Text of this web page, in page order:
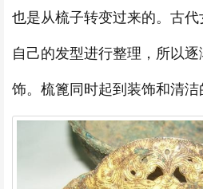
也是从梳子转变过来的。古
自己的发型进行整理，所以
饰。梳篦同时起到装饰和清洁